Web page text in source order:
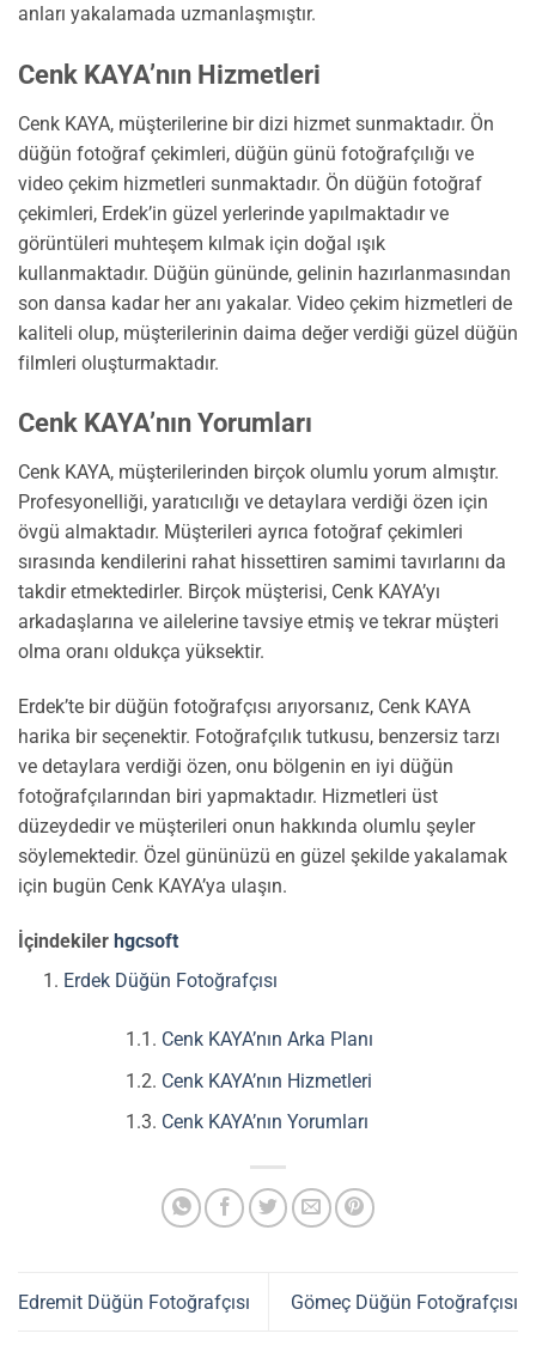
anları yakalamada uzmanlaşmıştır.
Cenk KAYA’nın Hizmetleri
Cenk KAYA, müşterilerine bir dizi hizmet sunmaktadır. Ön
düğün fotoğraf çekimleri, düğün günü fotoğrafçılığı ve
video çekim hizmetleri sunmaktadır. Ön düğün fotoğraf
çekimleri, Erdek’in güzel yerlerinde yapılmaktadır ve
görüntüleri muhteşem kılmak için doğal ışık
kullanmaktadır. Düğün gününde, gelinin hazırlanmasından
son dansa kadar her anı yakalar. Video çekim hizmetleri de
kaliteli olup, müşterilerinin daima değer verdiği güzel düğün
filmleri oluşturmaktadır.
Cenk KAYA’nın Yorumları
Cenk KAYA, müşterilerinden birçok olumlu yorum almıştır.
Profesyonelliği, yaratıcılığı ve detaylara verdiği özen için
övgü almaktadır. Müşterileri ayrıca fotoğraf çekimleri
sırasında kendilerini rahat hissettiren samimi tavırlarını da
takdir etmektedirler. Birçok müşterisi, Cenk KAYA’yı
arkadaşlarına ve ailelerine tavsiye etmiş ve tekrar müşteri
olma oranı oldukça yüksektir.
Erdek’te bir düğün fotoğrafçısı arıyorsanız, Cenk KAYA
harika bir seçenektir. Fotoğrafçılık tutkusu, benzersiz tarzı
ve detaylara verdiği özen, onu bölgenin en iyi düğün
fotoğrafçılarından biri yapmaktadır. Hizmetleri üst
düzeydedir ve müşterileri onun hakkında olumlu şeyler
söylemektedir. Özel gününüzü en güzel şekilde yakalamak
için bugün Cenk KAYA’ya ulaşın.
İçindekiler hgcsoft
Erdek Düğün Fotoğrafçısı
Cenk KAYA’nın Arka Planı
Cenk KAYA’nın Hizmetleri
Cenk KAYA’nın Yorumları
Edremit Düğün Fotoğrafçısı Gömeç Düğün Fotoğrafçısı